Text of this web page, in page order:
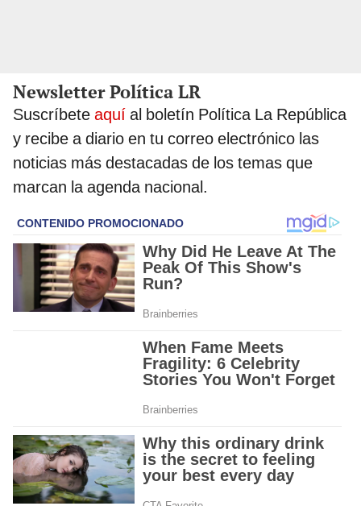
Newsletter Política LR
Suscríbete aquí al boletín Política La República
y recibe a diario en tu correo electrónico las
noticias más destacadas de los temas que
marcan la agenda nacional.